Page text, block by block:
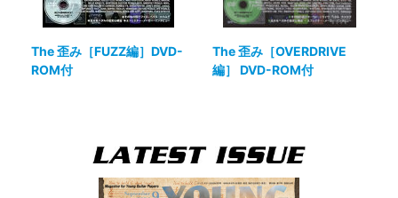
The 歪み［FUZZ編］DVD-
ROM付
The 歪み［OVERDRIVE
編］ DVD-ROM付